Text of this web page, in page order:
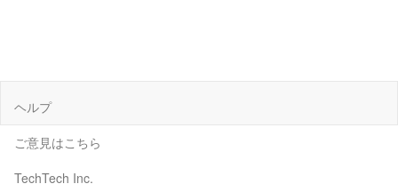
ヘルプ
ご意見はこちら
TechTech Inc.